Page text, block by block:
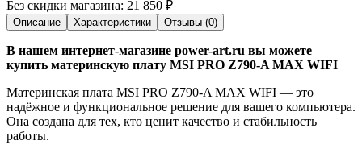
Без скидки магазина: 21 850 ₽
Описание Характеристики Отзывы (0)
В нашем интернет-магазине power-art.ru вы можете
купить материнскую плату MSI PRO Z790-A MAX WIFI
Материнская плата MSI PRO Z790-A MAX WIFI — это
надёжное и функциональное решение для вашего компьютера.
Она создана для тех, кто ценит качество и стабильность
работы.